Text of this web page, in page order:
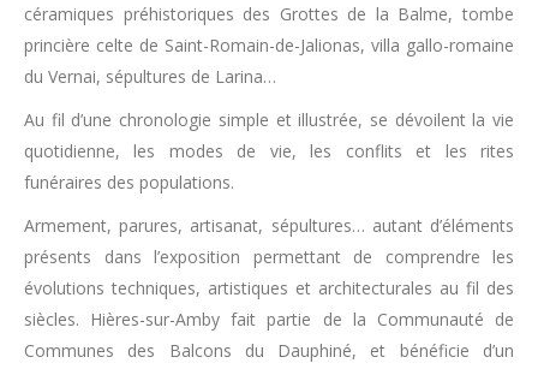
céramiques préhistoriques des Grottes de la Balme, tombe
princière celte de Saint-Romain-de-Jalionas, villa gallo-romaine
du Vernai, sépultures de Larina…
Au fil d’une chronologie simple et illustrée, se dévoilent la vie
quotidienne, les modes de vie, les conflits et les rites
funéraires des populations.
Armement, parures, artisanat, sépultures… autant d’éléments
présents dans l’exposition permettant de comprendre les
évolutions techniques, artistiques et architecturales au fil des
siècles. Hières-sur-Amby fait partie de la Communauté de
Communes des Balcons du Dauphiné, et bénéficie d’un